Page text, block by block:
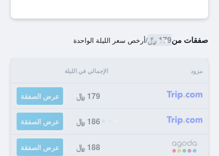
صفقات من179 ﷼ /أرخص سعر الليلة الواحدة
مزود الإجمالي في الليلة
179 ﷼ عرض الصفقة
186 ﷼ عرض الصفقة
188 ﷼ عرض الصفقة